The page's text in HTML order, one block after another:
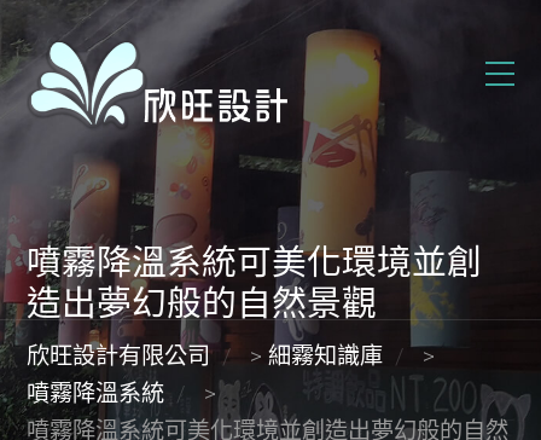
噴霧降溫系統可美化環境並創
造出夢幻般的自然景觀
欣旺設計有限公司 >細霧知識庫
>
噴霧降溫系統
>
噴霧降溫系統可美化環境並創造出夢幻般的自然